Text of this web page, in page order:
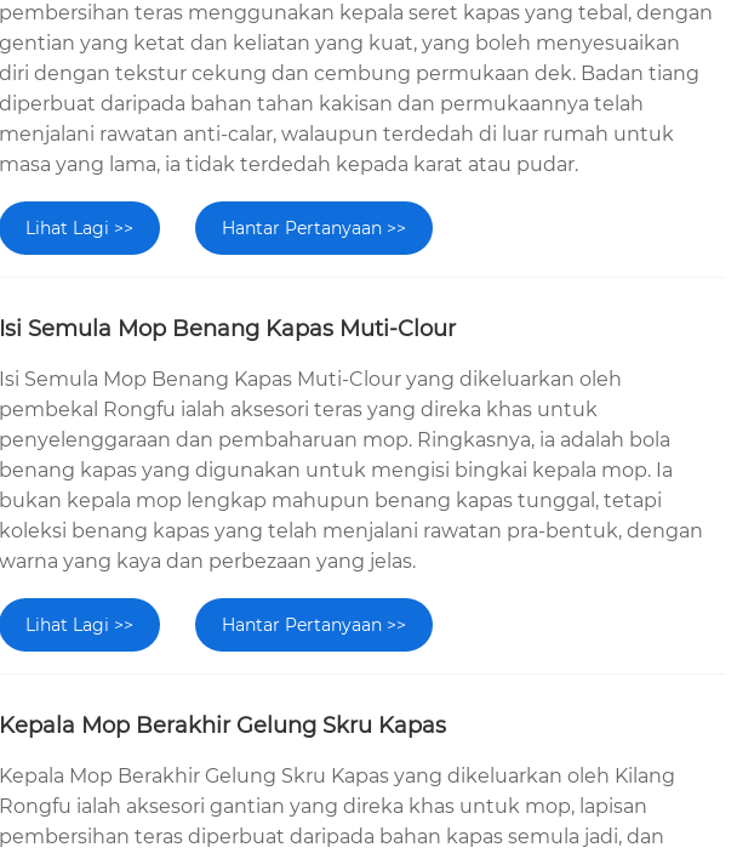
komersial—di mana-mana sahaja yang memerlukan
kegemaran di kalangan kakitangan pembersihan dan pemilik
pada masanya, memilih Rongfu's Round Wet Mop bermakna anda
Sama ada anda pengedar, peruncit atau pembeli komersial, kami
sebut harga yang telus.
pembersihan teras menggunakan kepala seret kapas yang tebal, dengan
gentian yang ketat dan keliatan yang kuat, yang boleh menyesuaikan
diri dengan tekstur cekung dan cembung permukaan dek. Badan tiang
diperbuat daripada bahan tahan kakisan dan permukaannya telah
menjalani rawatan anti-calar, walaupun terdedah di luar rumah untuk
masa yang lama, ia tidak terdedah kepada karat atau pudar.
Lihat Lagi >> Hantar Pertanyaan >>
Isi Semula Mop Benang Kapas Muti-Clour
Isi Semula Mop Benang Kapas Muti-Clour yang dikeluarkan oleh
pembekal Rongfu ialah aksesori teras yang direka khas untuk
penyelenggaraan dan pembaharuan mop. Ringkasnya, ia adalah bola
benang kapas yang digunakan untuk mengisi bingkai kepala mop. Ia
bukan kepala mop lengkap mahupun benang kapas tunggal, tetapi
koleksi benang kapas yang telah menjalani rawatan pra-bentuk, dengan
warna yang kaya dan perbezaan yang jelas.
Lihat Lagi >> Hantar Pertanyaan >>
Kepala Mop Berakhir Gelung Skru Kapas
Kepala Mop Berakhir Gelung Skru Kapas yang dikeluarkan oleh Kilang
Rongfu ialah aksesori gantian yang direka khas untuk mop, lapisan
pembersihan teras diperbuat daripada bahan kapas semula jadi, dan